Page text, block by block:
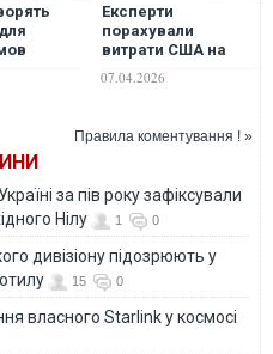
Експерти
порахували
витрати США на
Ірані
07.04.2026
Правила коментування ! »
за пів року зафіксували
Нілу
1 0
дивізіону підозрюють у
15 0
власного Starlink у космосі